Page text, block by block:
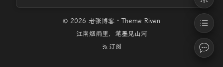
© 2026 老张博客 · Theme Riven
江南烟雨里，笔墨见山河
订阅